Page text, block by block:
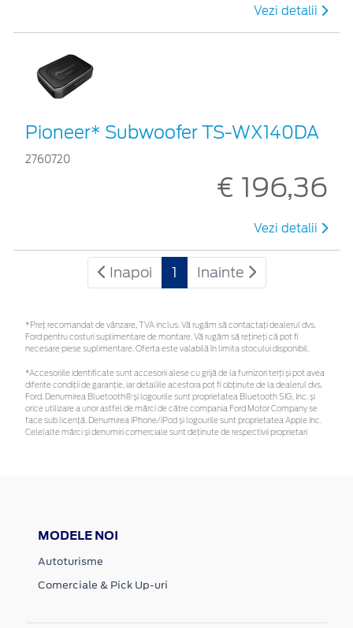
Vezi detalii
Pioneer* Subwoofer TS-WX140DA
2760720
€ 196,36
Vezi detalii
Inapoi 1 Inainte
*Preţ recomandat de vânzare, TVA inclus. Vă rugăm să contactaţi dealerul dvs.
Ford pentru costuri suplimentare de montare. Vă rugăm să rețineți că pot fi
necesare piese suplimentare. Oferta este valabilă în limita stocului disponibil.
*Accesoriile identificate sunt accesorii alese cu grijă de la furnizori terți și pot avea
diferite condiții de garanție, iar detaliile acestora pot fi obținute de la dealerul dvs.
Ford. Denumirea Bluetooth® și logourile sunt proprietatea Bluetooth SIG, Inc. și
orice utilizare a unor astfel de mărci de către compania Ford Motor Company se
face sub licență. Denumirea iPhone/iPod și logourile sunt proprietatea Apple Inc.
Celelalte mărci și denumiri comerciale sunt deținute de respectivii proprietari
MODELE NOI
Autoturisme
Comerciale & Pick Up-uri